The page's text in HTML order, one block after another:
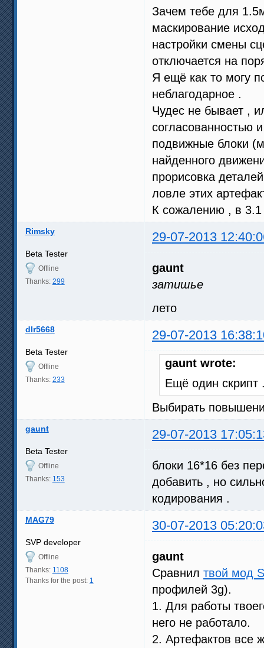
Зачем тебе для
маскирование
настройки смены
отключается на
Я ещё как то могу
неблагодарное .
Чудес не бывает ,
согласованностью
подвижные блоки
найденного
прорисовка
ловле этих
К сожалению , в
Rimsky 29-07-2013
Beta Tester
Offline
Thanks: 299
gaunt
затишье
лето
dlr5668 29-07-2013
Beta Tester
Offline
Thanks: 233
gaunt wrote:
Ещё один скрипт
Выбирать
gaunt 29-07-2013
Beta Tester
Offline
Thanks: 153
блоки 16*16 без
добавить , но
кодирования .
MAG79 30-07-2013
SVP developer
Offline
Thanks: 1108
Thanks for the post: 1
gaunt
Сравнил твой мод
профилей 3g).
1. Для работы
него не работало.
2. Артефактов все